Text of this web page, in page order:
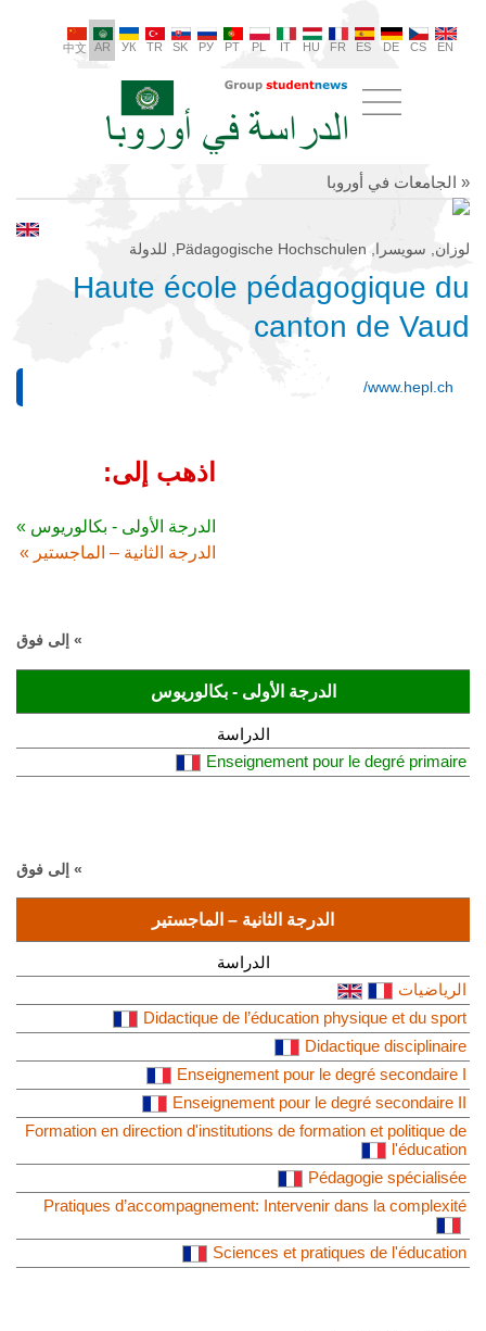
EN
CS
DE
ES
FR
HU
IT
PL
PT
РУ
SK
TR
УК
AR
中文
« الجامعات في أوروبا
لوزان, سويسرا, Pädagogische Hochschulen, للدولة
Haute école pédagogique du
canton de Vaud
www.hepl.ch/
اذهب إلى:
الدرجة الأولى - بكالوريوس »
الدرجة الثانية – الماجستير »
» إلى فوق
الدرجة الأولى - بكالوريوس
الدراسة
Enseignement pour le degré primaire
» إلى فوق
الدرجة الثانية – الماجستير
الدراسة
الرياضيات
Didactique de l’éducation physique et du sport
Didactique disciplinaire
Enseignement pour le degré secondaire I
Enseignement pour le degré secondaire II
Formation en direction d'institutions de formation et politique de
l'éducation
Pédagogie spécialisée
Pratiques d’accompagnement: Intervenir dans la complexité
Sciences et pratiques de l'éducation